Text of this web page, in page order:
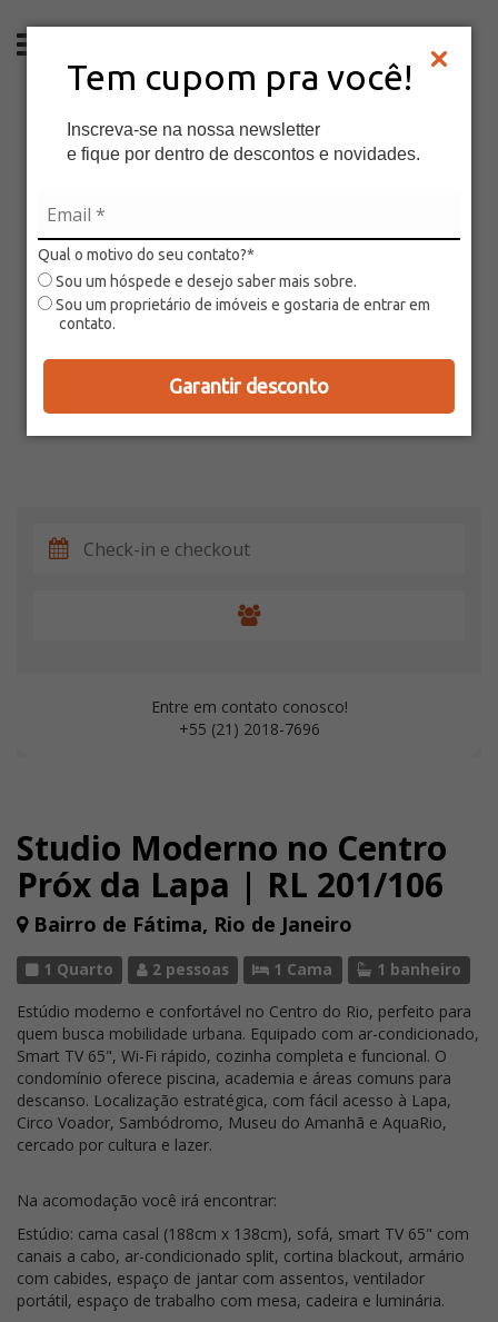
Tem cupom pra você!
Inscreva-se na nossa newsletter
e fique por dentro de descontos e novidades.
Qual o motivo do seu contato?*
Sou um hóspede e desejo saber mais sobre.
Sou um proprietário de imóveis e gostaria de entrar em
contato.
Garantir desconto
Studio Moderno no Centro
Próx da Lapa | RL 201/106
Bairro de Fátima, Rio de Janeiro
1 Quarto 2 pessoas 1 Cama 1 banheiro
Estúdio moderno e confortável no Centro do Rio, perfeito para
quem busca mobilidade urbana. Equipado com ar-condicionado,
Smart TV 65", Wi-Fi rápido, cozinha completa e funcional. O
condomínio oferece piscina, academia e áreas comuns para
descanso. Localização estratégica, com fácil acesso à Lapa,
Circo Voador, Sambódromo, Museu do Amanhã e AquaRio,
cercado por cultura e lazer.
Na acomodação você irá encontrar:
Estúdio: cama casal (188cm x 138cm), sofá, smart TV 65" com
canais a cabo, ar-condicionado split, cortina blackout, armário
com cabides, espaço de jantar com assentos, ventilador
portátil, espaço de trabalho com mesa, cadeira e luminária.
Entre em contato conosco!
+55 (21) 2018-7696